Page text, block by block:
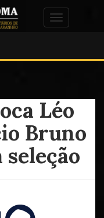
Alternar
Léo
Bruno
seleção